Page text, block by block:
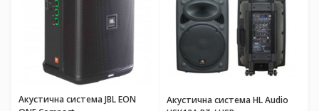
Акустична система JBL EON
Акустична система HL Audio